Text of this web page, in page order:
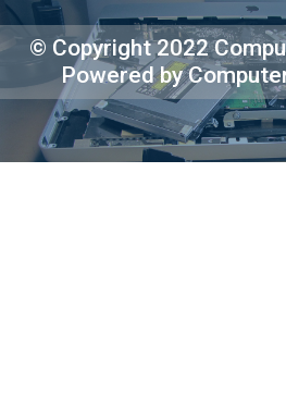
© Copyright 2022
Powered by